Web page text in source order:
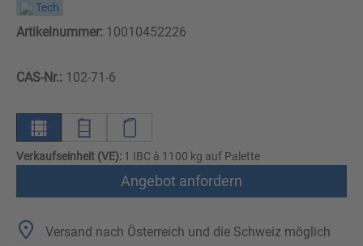
Tech
Artikelnummer: 10010452226
CAS-Nr.: 102-71-6
Verkaufseinheit (VE): 1 IBC à 1100 kg auf Palette
Angebot anfordern
Versand nach Österreich und die Schweiz möglich